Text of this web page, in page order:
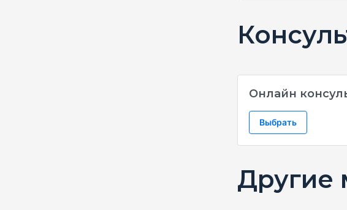
Онлайн
Выбрать
Другие